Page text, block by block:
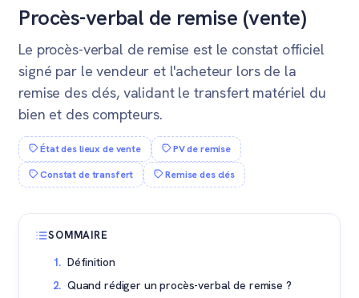
Procès-verbal de remise (vente)
Le procès-verbal de remise est le constat officiel
signé par le vendeur et l'acheteur lors de la
remise des clés, validant le transfert matériel du
bien et des compteurs.
État des lieux de vente
PV de remise
Constat de transfert
Remise des clés
SOMMAIRE
Définition
Quand rédiger un procès-verbal de remise ?